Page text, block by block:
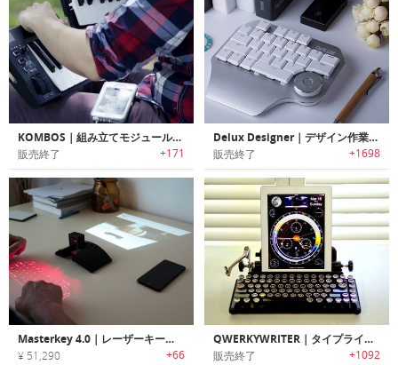
KOMBOS｜組み立てモジュール式ポータブルキーボード「コンボス」
販売終了 +171
Delux Designer｜デザイン作業に特化したマルチ機能ダイヤル搭載キーボード「デラックスデザイナー」
販売終了 +1698
Masterkey 4.0｜レーザーキーボード・プロジェクター機能搭載のポケットサイズPC「マスターキー4.0」
¥ 51,290 +66
QWERKYWRITER｜タイプライターにインスパイアされたキーボード
販売終了 +1092